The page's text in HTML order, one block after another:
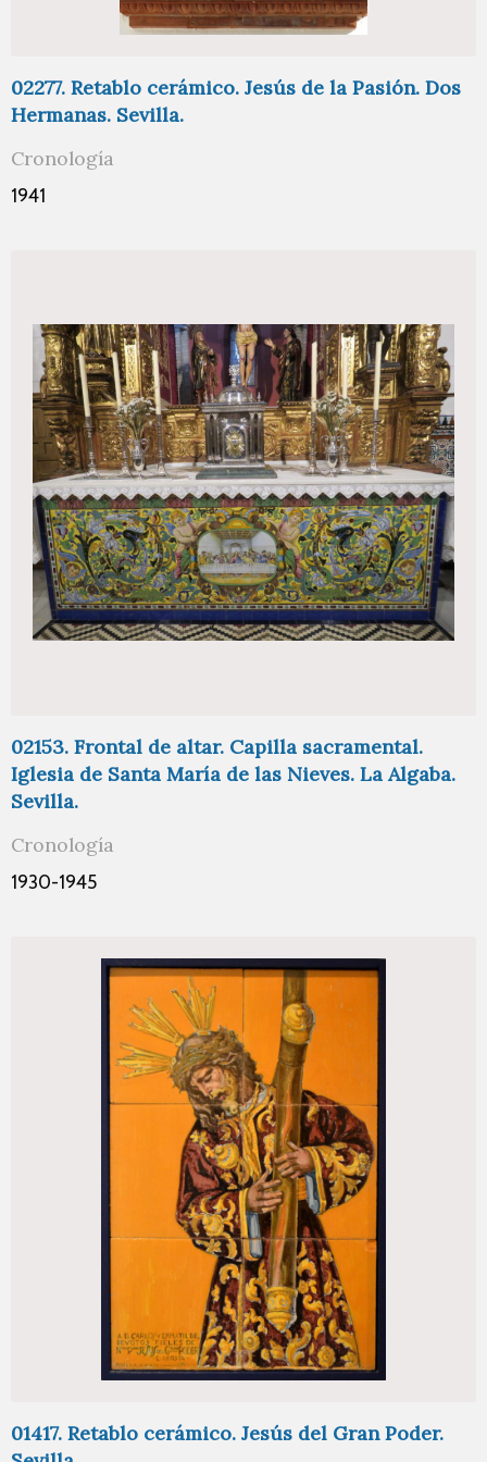
02277. Retablo cerámico. Jesús de la Pasión. Dos
Hermanas. Sevilla.
Cronología
1941
02153. Frontal de altar. Capilla sacramental.
Iglesia de Santa María de las Nieves. La Algaba.
Sevilla.
Cronología
1930-1945
01417. Retablo cerámico. Jesús del Gran Poder.